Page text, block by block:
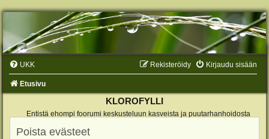
UKK Kirjaudu sisään
Rekisteröidy
Etusivu
KLOROFYLLI
Entistä ehompi foorumi keskusteluun kasveista ja puutarhanhoidosta
Poista evästeet